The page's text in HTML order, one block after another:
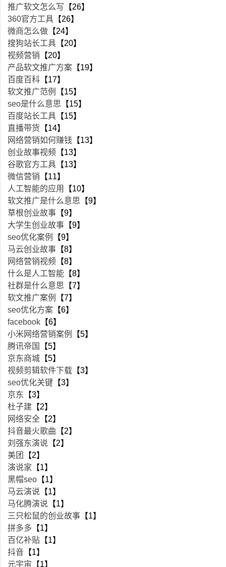
推广软文怎么写 【26】
360官方工具 【26】
微商怎么做 【24】
搜狗站长工具 【20】
视频营销 【20】
产品软文推广方案 【19】
百度百科 【17】
软文推广范例
【15】
seo是什么意思 【15】
百度站长工具 【15】
直播带货 【14】
网络营销如何赚钱 【13】
创业故事视频 【13】
谷歌官方工具 【13】
微信营销 【11】
人工智能的应用
【10】
软文推广是什么意思 【9】
草根创业故事 【9】
大学生创业故事 【9】
seo优化案例
【9】
马云创业故事 【8】
网络营销视频 【8】
什么是人工智能 【8】
社群是什么意思 【7】
软文推广案例
【7】
seo优化方案 【6】
facebook 【6】
小米网络营销案例
【5】
腾讯帝国
【5】
京东商城 【5】
视频剪辑软件下载 【3】
seo优化关键 【3】
京东 【3】
杜子建 【2】
网络安全 【2】
抖音最火歌曲 【2】
刘强东演说 【2】
美团
【2】
演说家 【1】
黑帽seo 【1】
马云演说 【1】
马化腾演说 【1】
三只松鼠的创业故事 【1】
拼多多 【1】
百亿补贴 【1】
抖音 【1】
元宇宙 【1】